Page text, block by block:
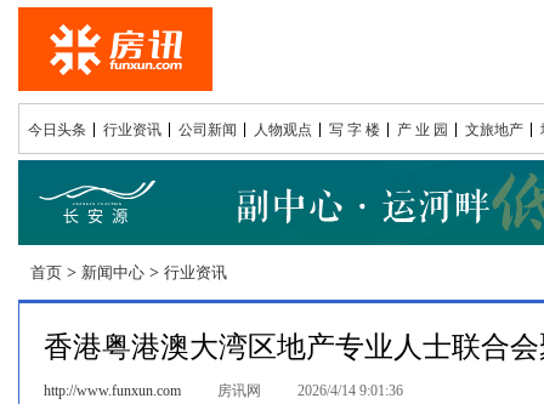
今日头条 行业资讯 公司新闻 人物观点 写 字 楼 产 业 园 文旅地产
首页 > 新闻中心 > 行业资讯
香港粤港澳大湾区地产专业人士联合
http://www.funxun.com 房讯网 2026/4/14 9:01:36